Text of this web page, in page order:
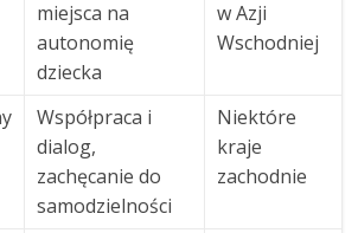
miejsca na
autonomię
dziecka
w Azji
Wschodniej
Współpraca i
dialog,
zachęcanie do
samodzielności
Niektóre
kraje
zachodnie